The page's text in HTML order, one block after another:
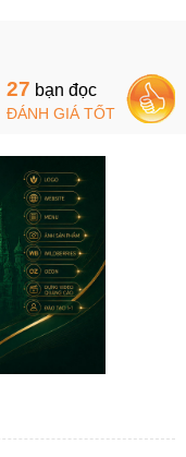
27 bạn đọc
ĐÁNH GIÁ TỐT